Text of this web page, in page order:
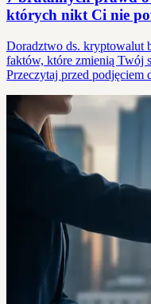
których nikt Ci nie
Doradztwo ds. kryptowalut
faktów, które zmienią Twój
Przeczytaj przed podjęciem